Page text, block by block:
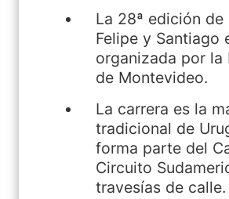
La 28ª edición de
Felipe y Santiago
organizada por la
de Montevideo.
La carrera es la
tradicional de
forma parte del
Circuito
travesías de calle.